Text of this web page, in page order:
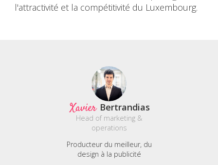
l'attractivité et la compétitivité du Luxembourg.
Xavier Bertrandias
Head of marketing &
operations
Producteur du meilleur, du
design à la publicité